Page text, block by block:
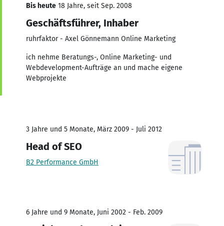
Bis heute 18 Jahre, seit Sep. 2008
Geschäftsführer, Inhaber
ruhrfaktor - Axel Gönnemann Online Marketing
ich nehme Beratungs-, Online Marketing- und
Webdevelopment-Aufträge an und mache eigene
Webprojekte
3 Jahre und 5 Monate, März 2009 - Juli 2012
Head of SEO
B2 Performance GmbH
6 Jahre und 9 Monate, Juni 2002 - Feb. 2009